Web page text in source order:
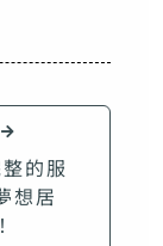
的服
想居